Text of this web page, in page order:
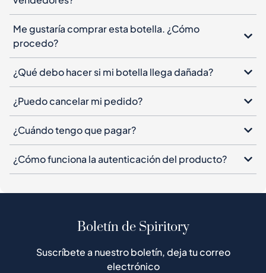
Me gustaría comprar esta botella. ¿Cómo
procedo?
¿Qué debo hacer si mi botella llega dañada?
¿Puedo cancelar mi pedido?
¿Cuándo tengo que pagar?
¿Cómo funciona la autenticación del producto?
Boletín de Spiritory
Suscríbete a nuestro boletín, deja tu correo
electrónico